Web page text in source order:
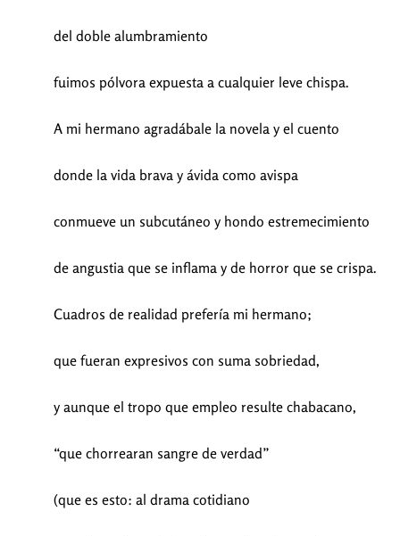
del doble alumbramiento
fuimos pólvora expuesta a cualquier leve chispa.
A mi hermano agradábale la novela y el cuento
donde la vida brava y ávida como avispa
conmueve un subcutáneo y hondo estremecimiento
de angustia que se inflama y de horror que se crispa.
Cuadros de realidad prefería mi hermano;
que fueran expresivos con suma sobriedad,
y aunque el tropo que empleo resulte chabacano,
“que chorrearan sangre de verdad”
(que es esto: al drama cotidiano